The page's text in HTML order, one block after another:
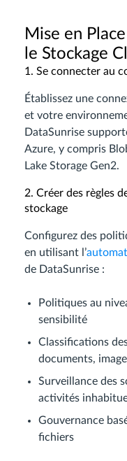
Mise en
le Stockage
1. Se connecter au
Établissez une
et votre
DataSunrise
Azure, y compris
Lake Storage Gen2.
2. Créer des règles
stockage
Configurez des
en utilisant l’
de DataSunrise :
Politiques au
sensibilité
Classifications
documents,
Surveillance des
activités
Gouvernance
fichiers